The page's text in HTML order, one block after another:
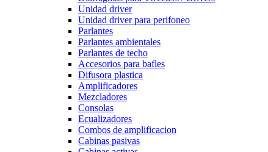
Unidad driver
Unidad driver para perifoneo
Parlantes
Parlantes ambientales
Parlantes de techo
Accesorios para bafles
Difusora plastica
Amplificadores
Mezcladores
Consolas
Ecualizadores
Combos de amplificacion
Cabinas pasivas